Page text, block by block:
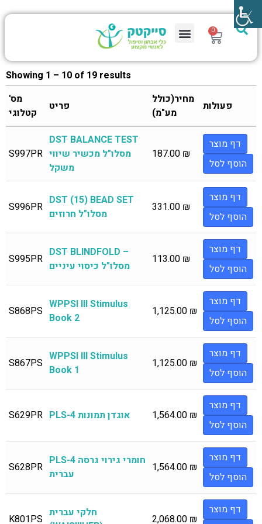
0
Showing 1 – 10 of 19 results
מס'
קטלוגי
פריט
מחיר(כולל
מע"מ)
פעולות
S997PR
DST BALANCE TEST
מסלו"ל מכשיר שיווי
משקל
187.00 ₪
דף מוצר
הוסף לסל
S996PR DST (15) BEAD SET
מסלו"ל חרוזים
331.00 ₪
דף מוצר
הוסף לסל
S995PR DST BLINDFOLD –
מסלו"ל כיסוי עיניים
113.00 ₪
דף מוצר
הוסף לסל
S868PS WPPSI III Stimulus
Book 2
1,125.00 ₪
דף מוצר
הוסף לסל
S867PS WPPSI III Stimulus
Book 1
1,125.00 ₪
דף מוצר
הוסף לסל
S629PR PLS-4 אוגדן תמונות 1,564.00 ₪
דף מוצר
הוסף לסל
S628PR PLS-4 חומרי גירוי גרסה
עברית
1,564.00 ₪
דף מוצר
הוסף לסל
K801PS חלקי עברית
2,068.00 ₪
דף מוצר